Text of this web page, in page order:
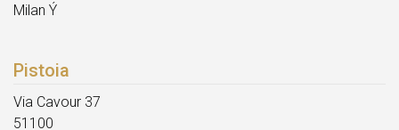
Milan Ý
Pistoia
Via Cavour 37
51100